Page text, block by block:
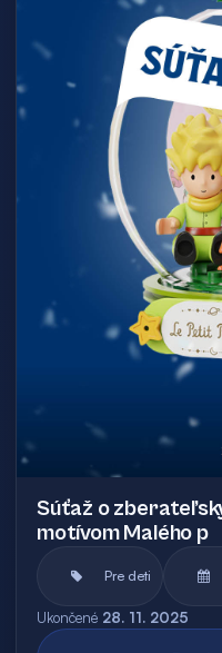
Súťaž o
motívom Malého p
Pre deti
Ukončené 28. 11. 2025